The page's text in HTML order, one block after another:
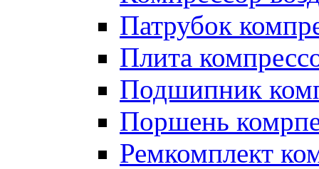
Патрубок
Плита
Подшипник
Поршень
Ремкомплект